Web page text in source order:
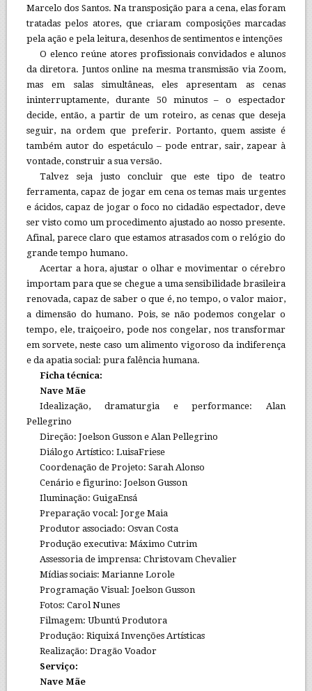
Marcelo dos Santos. Na transposição para a cena, elas foram
tratadas pelos atores, que criaram composições marcadas
pela ação e pela leitura, desenhos de sentimentos e intenções
O elenco reúne atores profissionais convidados e alunos
da diretora. Juntos online na mesma transmissão via Zoom,
mas em salas simultâneas, eles apresentam as cenas
ininterruptamente, durante 50 minutos – o espectador
decide, então, a partir de um roteiro, as cenas que deseja
seguir, na ordem que preferir. Portanto, quem assiste é
também autor do espetáculo – pode entrar, sair, zapear à
vontade, construir a sua versão.
Talvez seja justo concluir que este tipo de teatro
ferramenta, capaz de jogar em cena os temas mais urgentes
e ácidos, capaz de jogar o foco no cidadão espectador, deve
ser visto como um procedimento ajustado ao nosso presente.
Afinal, parece claro que estamos atrasados com o relógio do
grande tempo humano.
Acertar a hora, ajustar o olhar e movimentar o cérebro
importam para que se chegue a uma sensibilidade brasileira
renovada, capaz de saber o que é, no tempo, o valor maior,
a dimensão do humano. Pois, se não podemos congelar o
tempo, ele, traiçoeiro, pode nos congelar, nos transformar
em sorvete, neste caso um alimento vigoroso da indiferença
e da apatia social: pura falência humana.
Ficha técnica:
Nave Mãe
Idealização, dramaturgia e performance: Alan
Pellegrino
Direção: Joelson Gusson e Alan Pellegrino
Diálogo Artístico: LuisaFriese
Coordenação de Projeto: Sarah Alonso
Cenário e figurino: Joelson Gusson
Iluminação: GuigaEnsá
Preparação vocal: Jorge Maia
Produtor associado: Osvan Costa
Produção executiva: Máximo Cutrim
Assessoria de imprensa: Christovam Chevalier
Mídias sociais: Marianne Lorole
Programação Visual: Joelson Gusson
Fotos: Carol Nunes
Filmagem: Ubuntú Produtora
Produção: Riquixá Invenções Artísticas
Realização: Dragão Voador
Serviço:
Nave Mãe